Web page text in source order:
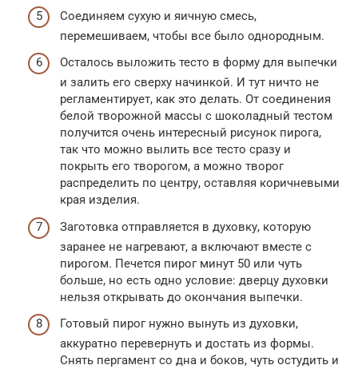
Соединяем сухую и яичную смесь,
перемешиваем, чтобы все было однородным.
Осталось выложить тесто в форму для выпечки
и залить его сверху начинкой. И тут ничто не
регламентирует, как это делать. От соединения
белой творожной массы с шоколадный тестом
получится очень интересный рисунок пирога,
так что можно вылить все тесто сразу и
покрыть его творогом, а можно творог
распределить по центру, оставляя коричневыми
края изделия.
Заготовка отправляется в духовку, которую
заранее не нагревают, а включают вместе с
пирогом. Печется пирог минут 50 или чуть
больше, но есть одно условие: дверцу духовки
нельзя открывать до окончания выпечки.
Готовый пирог нужно вынуть из духовки,
аккуратно перевернуть и достать из формы.
Снять пергамент со дна и боков, чуть остудить и